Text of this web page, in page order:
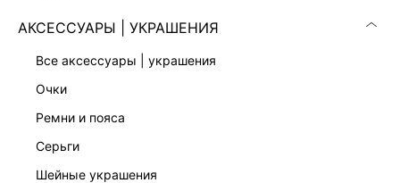
АКСЕССУАРЫ | УКРАШЕНИЯ
все аксессуары | украшения
очки
ремни и пояса
серьги
шейные украшения
БЛУЗКА ИЗ 100% ХЛОПКА
6 999 ₽-74%1 799 ₽
ТОП-КОРСЕТ ИЗ ХЛОПКА
6 999 ₽